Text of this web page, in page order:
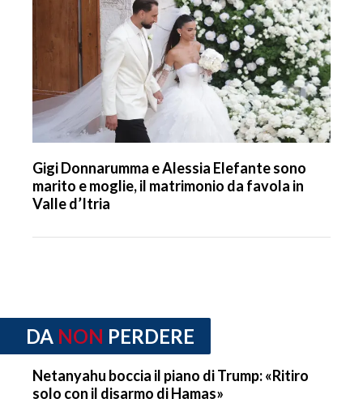
Gigi Donnarumma e Alessia Elefante sono
marito e moglie, il matrimonio da favola in
Valle d’Itria
DA NON PERDERE
Netanyahu boccia il piano di Trump: «Ritiro
solo con il disarmo di Hamas»